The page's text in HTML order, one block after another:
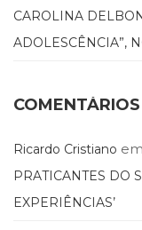
Jornalismo
LGBTQIA+
Erótica
Literatura,
Ensaios
(69)
CAROLINA
ADOLESCÊNCIA”,
COMENTÁRIOS
Ricardo Cristiano em
PRATICANTES DO
EXPERIÊNCIAS’